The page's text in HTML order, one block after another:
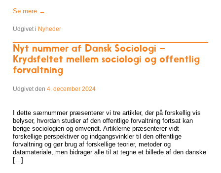
Se mere →
Udgivet i Nyheder
Nyt nummer af Dansk Sociologi –
Krydsfeltet mellem sociologi og offentlig
forvaltning
Udgivet den 4. december 2024
I dette særnummer præsenterer vi tre artikler, der på forskellig vis
belyser, hvordan studier af den offentlige forvaltning fortsat kan
berige sociologien og omvendt. Artiklerne præsenterer vidt
forskellige perspektiver og indgangsvinkler til den offentlige
forvaltning og gør brug af forskellige teorier, metoder og
datamateriale, men bidrager alle til at tegne et billede af den danske
[…]